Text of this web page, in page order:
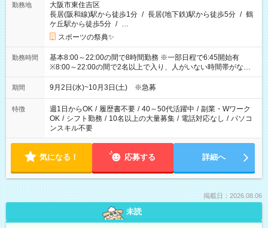
勤務地
大阪市東住吉区
長居(阪和線)駅から徒歩1分 / 長居(地下鉄)駅から徒歩5分 / 鶴
ケ丘駅から徒歩5分 / …
スポーツの祭典✨
勤務時間
基本8:00～22:00の間で8時間勤務 ※一部日程で6:45開始有
※8:00～22:00の間で2名以上で入り、人がいない時間帯がない
ように相方と時間を分け合うイメージです
期間 9月2日(水)~10月3日(土) ※急募
特徴 週1日からOK / 履歴書不要 / 40～50代活躍中 / 副業・Wワーク
OK / シフト勤務 / 10名以上の大量募集 / 電話対応なし / パソコ
ンスキル不要
気になる！ 応募する 詳細へ
掲載日：2026.08.06
未読